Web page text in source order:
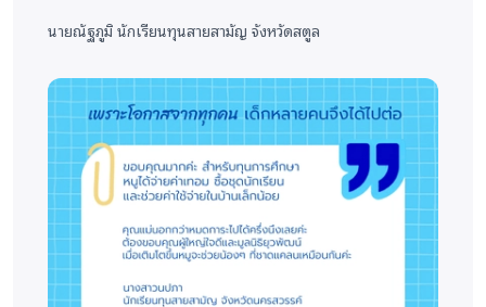
นายณัฐภูมินักเรียนทุนสายสามัญ จังหวัดสตูล